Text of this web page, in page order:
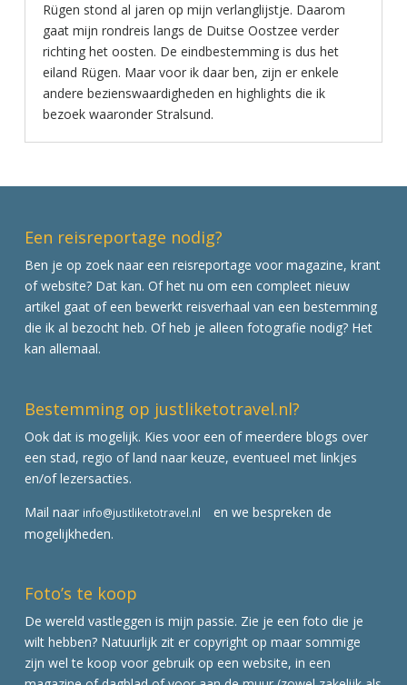
Rügen stond al jaren op mijn verlanglijstje. Daarom
gaat mijn rondreis langs de Duitse Oostzee verder
richting het oosten. De eindbestemming is dus het
eiland Rügen. Maar voor ik daar ben, zijn er enkele
andere bezienswaardigheden en highlights die ik
bezoek waaronder Stralsund.
Een reisreportage nodig?
Ben je op zoek naar een reisreportage voor magazine, krant
of website? Dat kan. Of het nu om een compleet nieuw
artikel gaat of een bewerkt reisverhaal van een bestemming
die ik al bezocht heb. Of heb je alleen fotografie nodig? Het
kan allemaal.
Bestemming op justliketotravel.nl?
Ook dat is mogelijk. Kies voor een of meerdere blogs over
een stad, regio of land naar keuze, eventueel met linkjes
en/of lezersacties.
Mail naar info@justliketotravel.nl
en we bespreken de
mogelijkheden.
Foto’s te koop
De wereld vastleggen is mijn passie. Zie je een foto die je
wilt hebben? Natuurlijk zit er copyright op maar sommige
zijn wel te koop voor gebruik op een website, in een